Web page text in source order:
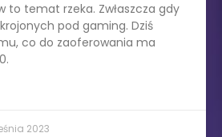
to temat rzeka. Zwłaszcza gdy
pod gaming. Dziś
co do zaoferowania ma
2023